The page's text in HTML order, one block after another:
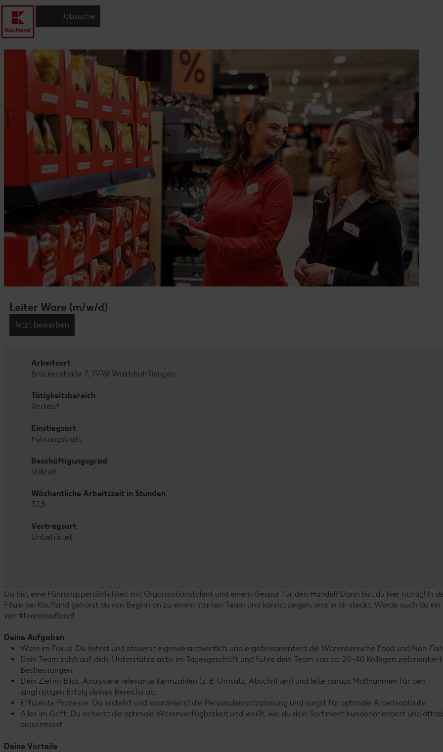
Jobsuche
Leiter Ware (m/w/d)
Jetzt bewerben
Arbeitsort
Brückenstraße 7, 79761 Waldshut-Tiengen
Tätigkeitsbereich
Verkauf
Einstiegsart
Führungskraft
Beschäftigungsgrad
Vollzeit
Wöchentliche Arbeitszeit in Stunden
37,5
Vertragsart
Unbefristet
Du bist eine Führungspersönlichkeit mit Organisationstalent und einem Gespür für den Handel? Dann bist du hier richtig! In
Filiale bei Kaufland gehörst du von Beginn an zu einem starken Team und kannst zeigen, was in dir steckt. Werde auch du ein
von #teamkaufland!
Deine Aufgaben
Ware im Fokus: Du leitest und steuerst eigenverantwortlich und ergebnisorientiert die Warenbereiche Food und Non-
Dein Team zählt auf dich: Unterstütze aktiv im Tagesgeschäft und führe dein Team von ca. 20–40 Kollegen zielorientiert
Bestleistungen.
Dein Ziel im Blick: Analysiere relevante Kennzahlen (z. B. Umsatz, Abschriften) und leite daraus Maßnahmen für den
langfristigen Erfolg deines Bereichs ab.
Effiziente Prozesse: Du erstellst und koordinierst die Personaleinsatzplanung und sorgst für optimale Arbeitsabläufe.
Alles im Griff: Du sicherst die optimale Warenverfügbarkeit und weißt, wie du dein Sortiment kundenorientiert und
präsentierst
Deine Vorteile